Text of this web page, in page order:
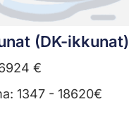
(DK-ikkunat)
€
1347 - 18620€